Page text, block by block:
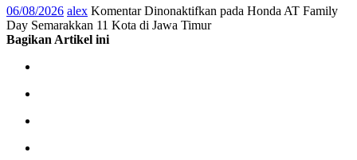
06/08/2026 alex Komentar Dinonaktifkan pada Honda AT Family
Day Semarakkan 11 Kota di Jawa Timur
Bagikan Artikel ini